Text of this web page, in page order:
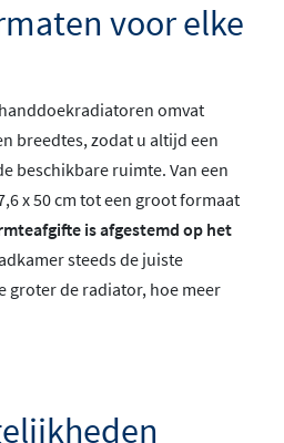
voor elke
omvat
breedtes, zodat u altijd een
beschikbare ruimte. Van een
x 50 cm tot een groot formaat
is afgestemd op het
steeds de juiste
groter de radiator, hoe meer